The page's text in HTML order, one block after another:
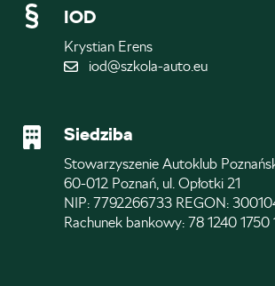
IOD
Krystian Erens
iod@szkola-auto.eu
Siedziba
Stowarzyszenie Autoklub
60-012 Poznań, ul. Opłotki 21
NIP: 7792266733 REGON:
Rachunek bankowy: 78 1240 1750